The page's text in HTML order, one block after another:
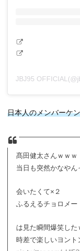
JBJ95
日本人のメンバーケ
髙田健太さんｗｗｗ
当日も突然かなや
会いたくて×２
ふるえるチョロメー
は見た瞬間爆笑した
時差で楽しいヨント